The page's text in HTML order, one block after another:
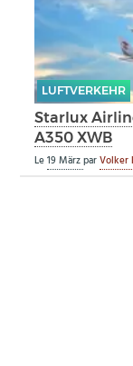
LUFTVERKEHR
Starlux
A350 XWB
Le19 MärzparVolker